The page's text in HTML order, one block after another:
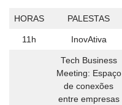
HORAS PALESTAS
11h InovAtiva
Tech Business
Meeting: Espaço
de conexões
entre empresas